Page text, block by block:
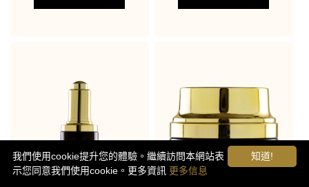
知道!
我們使用cookie提升您的體驗。繼續訪問本網站表
示您同意我們使用cookie。更多資訊 更多信息